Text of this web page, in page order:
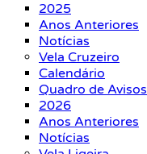
2025
Anos Anteriores
Notícias
Vela Cruzeiro
Calendário
Quadro de Avisos
2026
Anos Anteriores
Notícias